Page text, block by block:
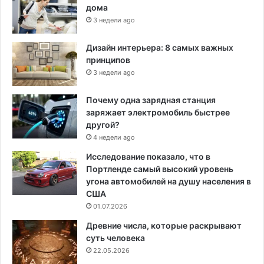
дома
3 недели ago
Дизайн интерьера: 8 самых важных
принципов
3 недели ago
Почему одна зарядная станция
заряжает электромобиль быстрее
другой?
4 недели ago
Исследование показало, что в
Портленде самый высокий уровень
угона автомобилей на душу населения в
США
01.07.2026
Древние числа, которые раскрывают
суть человека
22.05.2026